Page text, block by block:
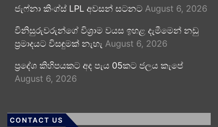
ජැෆ්නා කිංග්ස් LPL අවසන් සටනට August 6, 2026
විනිසුරුවරුන්ගේ විශ්‍රාම වයස ඉහළ දැමීමෙන් නඩු
ප්‍රමාදයට විසඳුමක් නැහැ August 6, 2026
ප්‍රදේශ කිහිපයකට අද පැය 05කට ජලය කැපේ
August 6, 2026
CONTACT US